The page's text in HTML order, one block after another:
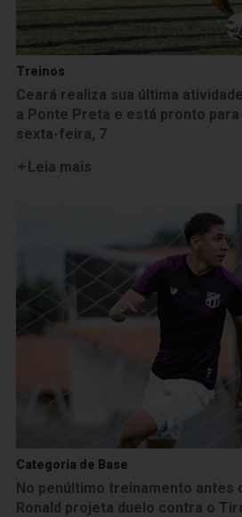
Treinos
Ceará realiza sua última
a Ponte Preta e está pronto
sexta-feira, 7
Leia mais
Categoria de Base
No penúltimo treinamento antes
Ronald projeta duelo contra o